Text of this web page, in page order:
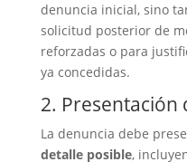
denuncia inicial, sino
solicitud posterior de
reforzadas o para
ya concedidas.
2.
La denuncia debe
detalle posible,